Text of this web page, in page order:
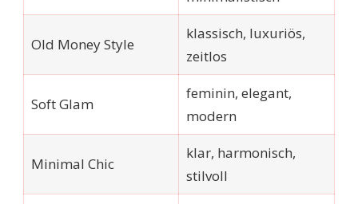
Old Money Style
klassisch, luxuriös,
zeitlos
Soft Glam
feminin, elegant,
modern
Minimal Chic
klar, harmonisch,
stilvoll